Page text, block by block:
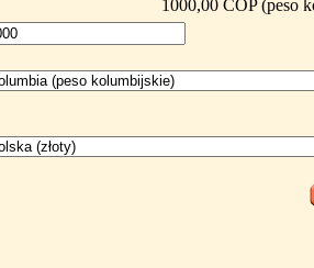
1000,00 COP (peso